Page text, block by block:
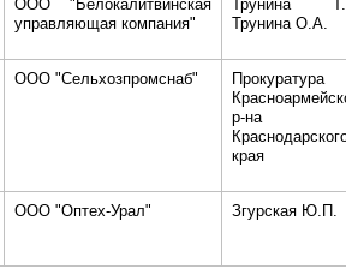
ООО "Белокалитвинская
управляющая компания"
Трунина
Трунина О.А.
ООО "Сельхозпромснаб"
Прокуратура
р-на
края
ООО "Оптех-Урал" Згурская Ю.П.